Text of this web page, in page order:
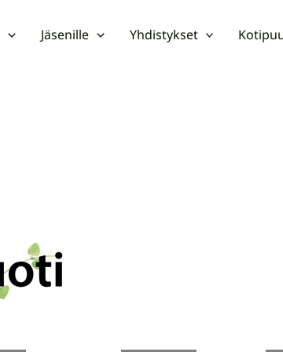
Jäsenille Yhdistykset